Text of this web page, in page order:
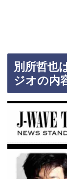
別所哲也
ジオの内